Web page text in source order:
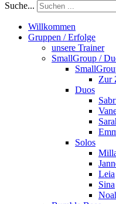
Suche...
Willkommen
Gruppen / Erfolge
unsere Trainer
SmallGroup /
Zur
Duos
Solos
Leia
Sina